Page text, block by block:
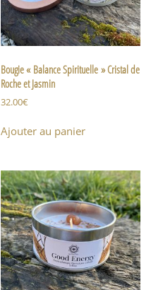
Bougie « Balance Spirituelle » Cristal de
Roche et Jasmin
32.00€
Ajouter au panier